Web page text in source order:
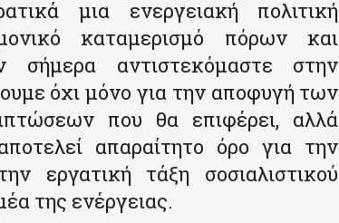
μια ενεργειακή πολιτική
καταμερισμό πόρων και
σήμερα αντιστεκόμαστε στην
όχι μόνο για την αποφυγή των
που θα επιφέρει, αλλά
απαραίτητο όρο για την
εργατική τάξη σοσιαλιστικού
της ενέργειας.